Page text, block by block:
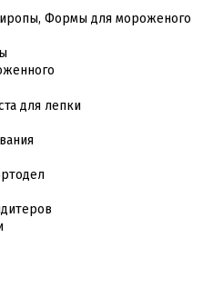
Формы для мороженого
для лепки